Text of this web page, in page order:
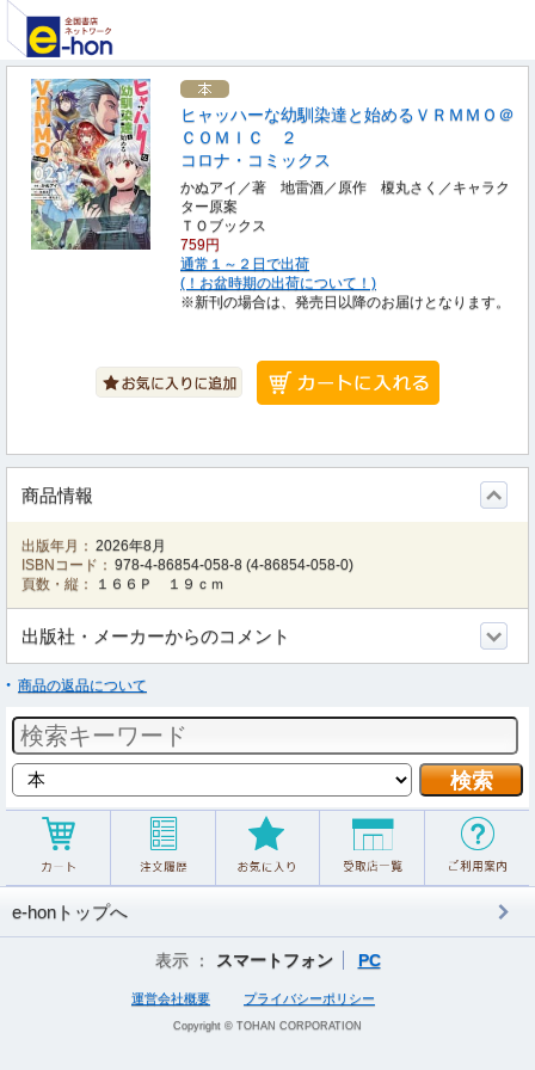
ヒャッハーな幼馴染達と始めるＶＲＭＭＯ＠
ＣＯＭＩＣ ２
コロナ・コミックス
かぬアイ／著 地雷酒／原作 榎丸さく／キャラク
ター原案
ＴＯブックス
759円
通常１～２日で出荷
(！お盆時期の出荷について！)
※新刊の場合は、発売日以降のお届けとなります。
商品情報
出版年月： 2026年8月
ISBNコード： 978-4-86854-058-8 (4-86854-058-0)
頁数・縦：
１６６Ｐ １９ｃｍ
出版社・メーカーからのコメント
商品の返品について
e-honトップへ
表示 ： スマートフォン PC
運営会社概要 プライバシーポリシー
Copyright © TOHAN CORPORATION